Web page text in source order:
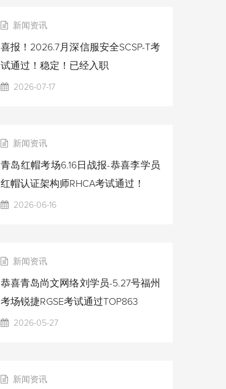
新闻资讯
喜报！2026.7月深信服安全SCSP-T考
试通过！稳定！已经入职
2026-07-17
新闻资讯
青岛红帽考场6.16日战报-恭喜李学员
红帽认证架构师RHCA考试通过！
2026-06-16
新闻资讯
恭喜青岛尚文网络刘学员-5.27号福州
考场锐捷RGSE考试通过TOP863
2026-05-27
新闻资讯